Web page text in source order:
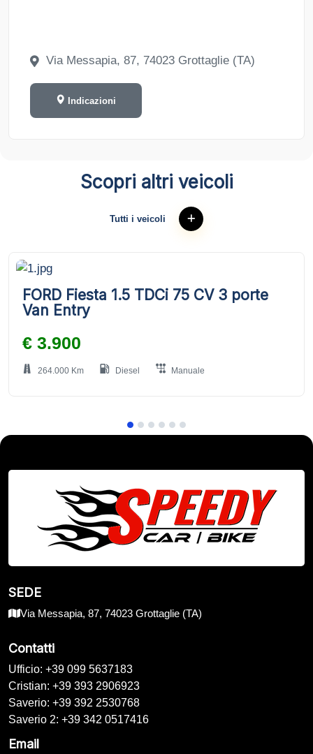
Via Messapia, 87, 74023 Grottaglie (TA)
Indicazioni
Scopri altri veicoli
Tutti i veicoli
FORD Fiesta 1.5 TDCi 75 CV 3 porte
Van Entry
€ 3.900
264.000 Km Diesel Manuale
SEDE
Via Messapia, 87, 74023 Grottaglie (TA)
Contatti
Ufficio: +39 099 5637183
Cristian: +39 393 2906923
Saverio: +39 392 2530768
Saverio 2: +39 342 0517416
Email